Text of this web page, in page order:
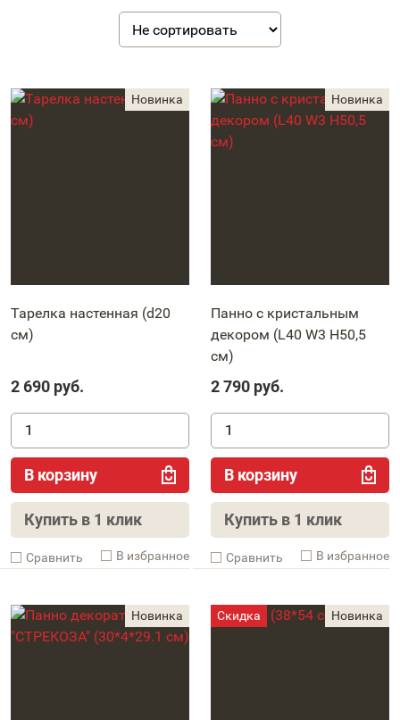
Тарелка настенная (d20
см)
2 690 руб.
В корзину
Купить в 1 клик
Cравнить В избранное
Панно с кристальным
декором (L40 W3 H50,5
см)
2 790 руб.
В корзину
Купить в 1 клик
Cравнить В избранное